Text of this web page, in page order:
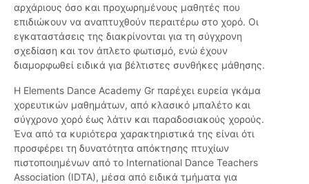
αρχάριους όσο και προχωρημένους μαθητές που
επιδιώκουν να αναπτυχθούν περαιτέρω στο χορό. Οι
εγκαταστάσεις της διακρίνονται για τη σύγχρονη
σχεδίαση και τον άπλετο φωτισμό, ενώ έχουν
διαμορφωθεί ειδικά για βέλτιστες συνθήκες μάθησης.
Η Elements Dance Academy Gr παρέχει ευρεία γκάμα
χορευτικών μαθημάτων, από κλασικό μπαλέτο και
σύγχρονο χορό έως λάτιν και παραδοσιακούς χορούς.
Ένα από τα κυριότερα χαρακτηριστικά της είναι ότι
προσφέρει τη δυνατότητα απόκτησης πτυχίων
πιστοποιημένων από το International Dance Teachers
Association (IDTA), μέσα από ειδικά τμήματα για